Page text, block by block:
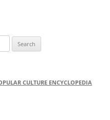
CULTURE ENCYCLOPEDIA